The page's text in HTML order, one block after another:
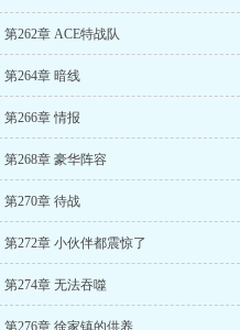
第262章 ACE特战队
第264章 暗线
第266章 情报
第268章 豪华阵容
第270章 待战
第272章 小伙伴都震惊了
第274章 无法吞噬
第276章 徐家镇的供养